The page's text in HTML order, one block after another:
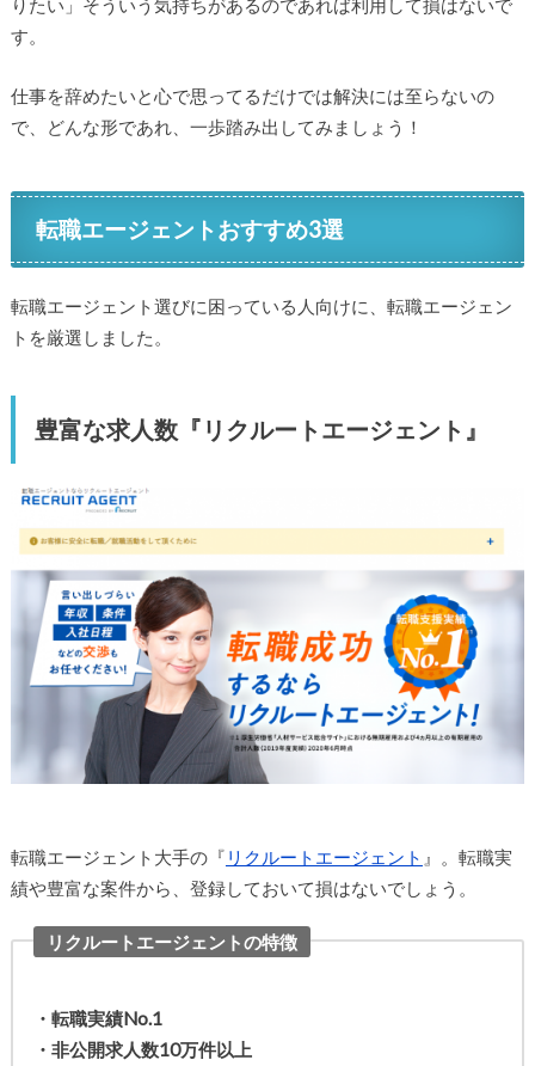
りたい」そういう気持ちがあるのであれば利用して損はないで
す。
仕事を辞めたいと心で思ってるだけでは解決には至らないの
で、どんな形であれ、一歩踏み出してみましょう！
転職エージェントおすすめ3選
転職エージェント選びに困っている人向けに、転職エージェン
トを厳選しました。
豊富な求人数『リクルートエージェント』
転職エージェント大手の『 リクルートエージェント 』。転職実
績や豊富な案件から、登録しておいて損はないでしょう。
リクルートエージェントの特徴
・転職実績No.1
・非公開求人数10万件以上